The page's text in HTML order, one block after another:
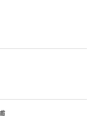
第六条、第二
凌示范区市场
令改正通知
到位。